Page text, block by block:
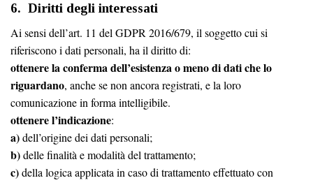
6. Diritti degli interessati
Ai sensi dell’art. 11 del GDPR 2016/679, il soggetto cui si
riferiscono i dati personali, ha il diritto di:
ottenere la conferma dell’esistenza o meno di dati che lo
riguardano, anche se non ancora registrati, e la loro
comunicazione in forma intelligibile.
ottenere l’indicazione:
a)dell’origine dei dati personali;
b)delle finalità e modalità del trattamento;
c)della logica applicata in caso di trattamento effettuato con